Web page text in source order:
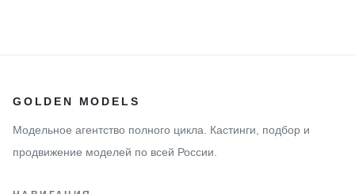
GOLDEN MODELS
Модельное агентство полного цикла. Кастинги, подбор и
продвижение моделей по всей России.